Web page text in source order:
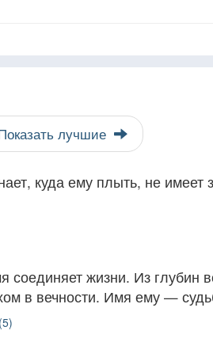
лучшие
куда ему плыть, не имеет
жизни. Из глубин
в вечности. Имя ему —